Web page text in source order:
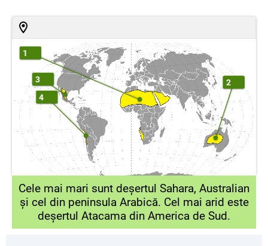
1
2
4
3
Cele mai mari sunt deșertul Sahara, Australian
și cel din peninsula Arabică. Cel mai arid este
deșertul Atacama din America de Sud.